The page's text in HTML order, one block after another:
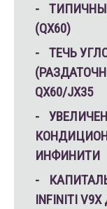
(QX60)
ТЕЧЬ
QX60/JX35
ИНФИНИТИ
INFINITI